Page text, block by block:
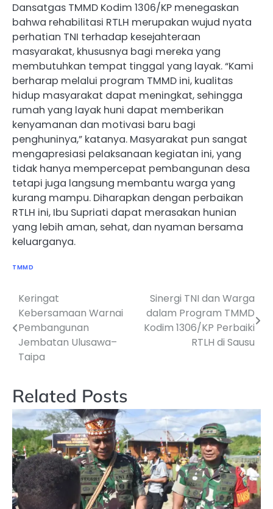
Dansatgas TMMD Kodim 1306/KP menegaskan
bahwa rehabilitasi RTLH merupakan wujud nyata
perhatian TNI terhadap kesejahteraan
masyarakat, khususnya bagi mereka yang
membutuhkan tempat tinggal yang layak. “Kami
berharap melalui program TMMD ini, kualitas
hidup masyarakat dapat meningkat, sehingga
rumah yang layak huni dapat memberikan
kenyamanan dan motivasi baru bagi
penghuninya,” katanya. Masyarakat pun sangat
mengapresiasi pelaksanaan kegiatan ini, yang
tidak hanya mempercepat pembangunan desa
tetapi juga langsung membantu warga yang
kurang mampu. Diharapkan dengan perbaikan
RTLH ini, Ibu Supriati dapat merasakan hunian
yang lebih aman, sehat, dan nyaman bersama
keluarganya.
TMMD
Navigasi
pos
Keringat
Kebersamaan Warnai
Pembangunan
Jembatan Ulusawa–
Taipa
Sinergi TNI dan Warga
dalam Program TMMD
Kodim 1306/KP Perbaiki
RTLH di Sausu
Related Posts